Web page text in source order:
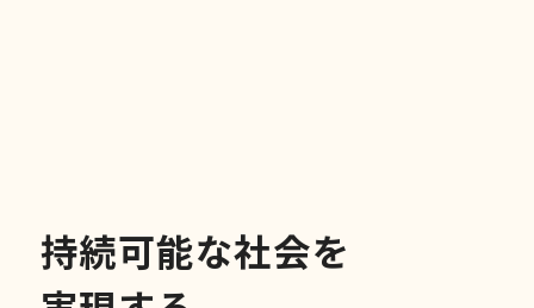
持続可能な社会を